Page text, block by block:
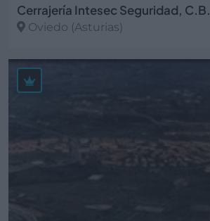
Cerrajería Intesec Seguridad, C.B.
Oviedo (Asturias)
Ver más